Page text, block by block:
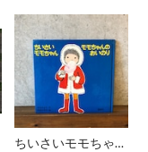
ちいさいモモちゃ